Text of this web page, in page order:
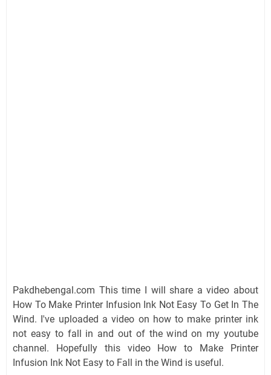
Pakdhebengal.com This time I will share a video about
How To Make Printer Infusion Ink Not Easy To Get In The
Wind. I've uploaded a video on how to make printer ink
not easy to fall in and out of the wind on my youtube
channel. Hopefully this video How to Make Printer
Infusion Ink Not Easy to Fall in the Wind is useful.